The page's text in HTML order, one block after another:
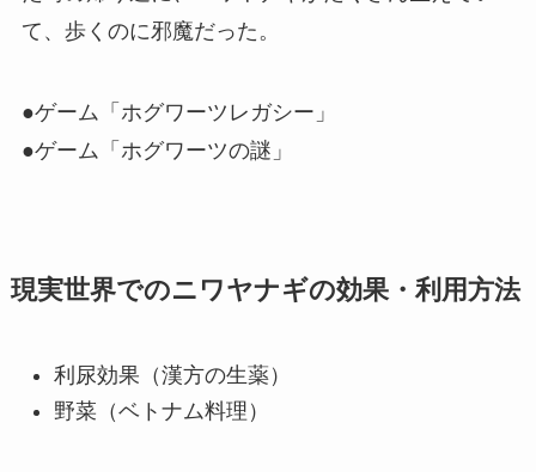
て、歩くのに邪魔だった。
●ゲーム「ホグワーツレガシー」
●ゲーム「ホグワーツの謎」
現実世界でのニワヤナギの効果・利用方法
利尿効果（漢方の生薬）
野菜（ベトナム料理）